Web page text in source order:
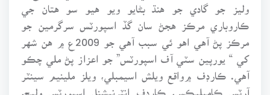
وليز جو گادي جو هنڌ بڻايو ويو هيو سو هتان جي
ڪاروباري مرڪز هجڻ سان گڏ اسپورٽس سرگرمين جو
کي “ يورپين سٽي آف اسپورٽس” جو اعزاز پڻ ملي چڪو
آهي. ڪارڊف ۾واقع ويلش اسيمبلي، ويلز ملينيم سينٽر
آرٽس ڪامپليڪس، ڪارڊف انٽرنيشنل اسپورٽس وليج،